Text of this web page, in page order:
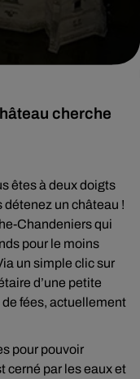
cherche
êtes à deux doigts
un château !
Chandeniers qui
pour le moins
un simple clic sur
d’une petite
fées, actuellement
pour pouvoir
cerné par les eaux et